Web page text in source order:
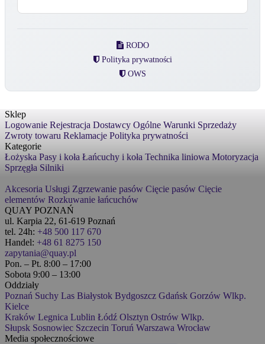
RODO
Polityka prywatności
OWS
Sklep
Logowanie Rejestracja Dostawcy Ogólne Warunki Sprzedaży
Zwroty towaru Reklamacje Polityka prywatności
Kategorie
Łożyska Pasy i koła Łańcuchy i koła Technika liniowa Motoryzacja
Sprzęgła Silniki
Akcesoria Usługi Zgrzewanie pasów Cięcie pasów Cięcie
elementów Rozkuwanie łańcuchów
QUAY POZNAŃ
ul. Karpia 22, 61-619 Poznań
tel. 24h: +48 500 117 670
Handel: +48 61 8275 150
zapytania@quay.pl
Pon. – Pt. 8:00 – 17:00
Sobota 9:00 – 13:00
Oddziały
Poznań Suchy Las Białystok Bydgoszcz Gdańsk Gorzów Wlkp.
Kielce
Kraków Legnica Lublin Łódź Olsztyn Ostrów Wlkp.
Słupsk Sosnowiec Szczecin Toruń Warszawa Wrocław
Media społecznościowe